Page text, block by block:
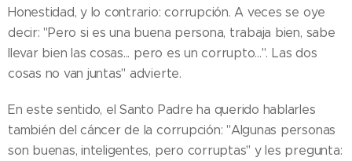
Honestidad, y lo contrario: corrupción. A veces se oye
decir: "Pero si es una buena persona, trabaja bien, sabe
llevar bien las cosas... pero es un corrupto...". Las dos
cosas no van juntas" advierte.
En este sentido, el Santo Padre ha querido hablarles
también del cáncer de la corrupción: "Algunas personas
son buenas, inteligentes, pero corruptas" y les pregunta: